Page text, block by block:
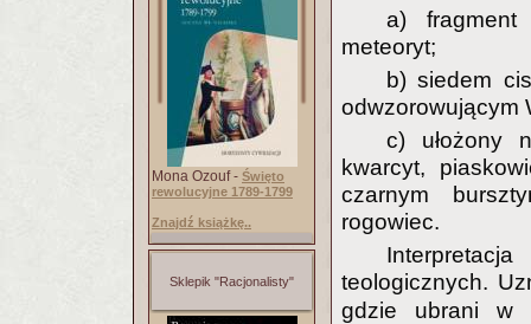
Mona Ozouf - Święto
rewolucyjne 1789-1799
Znajdź książkę..
Sklepik "Racjonalisty"
a) fragment
meteoryt;
b) siedem
odwzorowującym
c) ułożony
kwarcyt,
czarnym
rogowiec.
teologicznych.
gdzie ubrani w